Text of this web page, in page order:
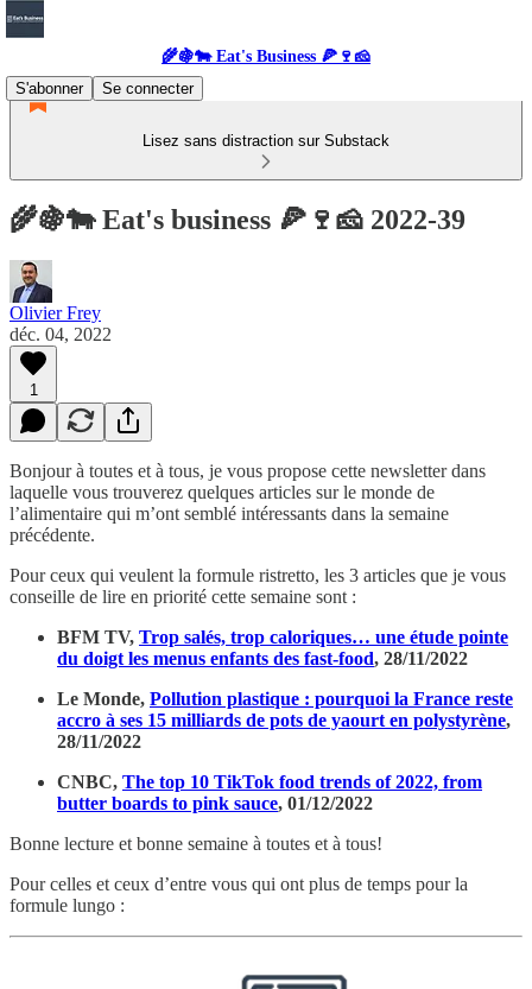
🌾🍇🐄 Eat's Business 🍕🍷🧀
S'abonner
Se connecter
Lisez sans distraction sur Substack
🌾🍇🐄 Eat's business 🍕🍷🧀 2022-39
Olivier Frey
déc. 04, 2022
1
Bonjour à toutes et à tous, je vous propose cette newsletter dans
laquelle vous trouverez quelques articles sur le monde de
l’alimentaire qui m’ont semblé intéressants dans la semaine
précédente.
Pour ceux qui veulent la formule ristretto, les 3 articles que je vous
conseille de lire en priorité cette semaine sont :
BFM TV, Trop salés, trop caloriques… une étude pointe
du doigt les menus enfants des fast-food, 28/11/2022
Le Monde, Pollution plastique : pourquoi la France reste
accro à ses 15 milliards de pots de yaourt en polystyrène,
28/11/2022
CNBC, The top 10 TikTok food trends of 2022, from
butter boards to pink sauce, 01/12/2022
Bonne lecture et bonne semaine à toutes et à tous!
Pour celles et ceux d’entre vous qui ont plus de temps pour la
formule lungo :